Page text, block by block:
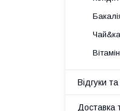
Відгуки
Доставка